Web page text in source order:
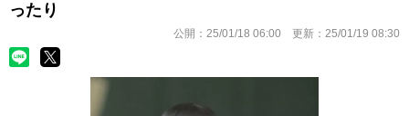
ったり
公開： 25/01/18 06:00 更新： 25/01/19 08:30